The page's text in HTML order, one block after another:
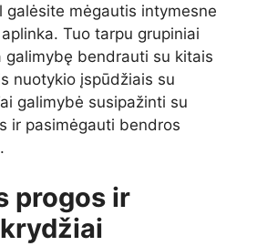
galėsite mėgautis intymesne
Tuo tarpu grupiniai
galimybę bendrauti su kitais
nuotykio įspūdžiais su
galimybė susipažinti su
ir pasimėgauti bendros
progos ir